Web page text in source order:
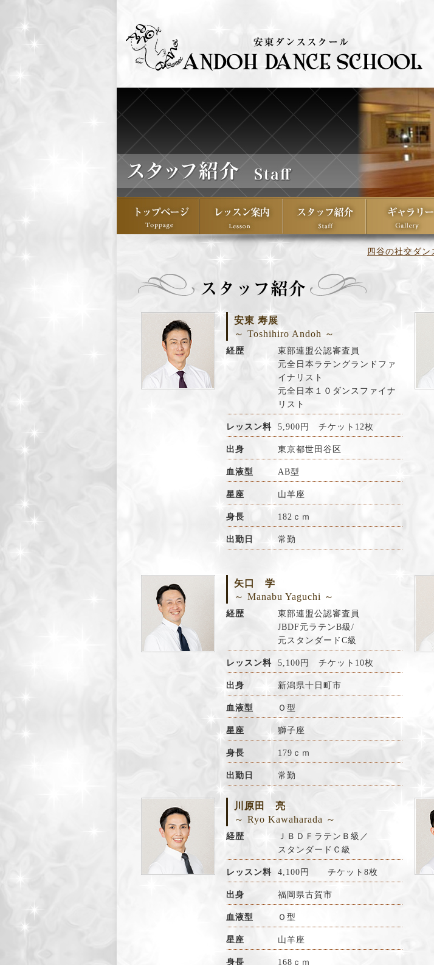
四谷の社交ダ
安東 寿展
～ Toshihiro Andoh ～
経歴
東部連盟公認審査員
元全日本ラテングランドファ
イナリスト
元全日本１０ダンスファイナ
リスト
レッスン料 5,900 円 チケット12枚
出身 東京都世田谷区
血液型 AB型
星座 山羊座
身長 182ｃｍ
出勤日 常勤
矢口 学
～ Manabu Yaguchi ～
経歴
東部連盟公認審査員
JBDF元ラテンB級/
元スタンダードC級
レッスン料 5,100 円 チケット10枚
出身 新潟県十日町市
血液型 Ｏ型
星座 獅子座
身長 179ｃｍ
出勤日 常勤
川原田 亮
～ Ryo Kawaharada ～
経歴
ＪＢＤＦラテンＢ級／
スタンダードＣ級
レッスン料 4,100円 チケット8枚
出身 福岡県古賀市
血液型 Ｏ型
星座 山羊座
身長 168ｃｍ